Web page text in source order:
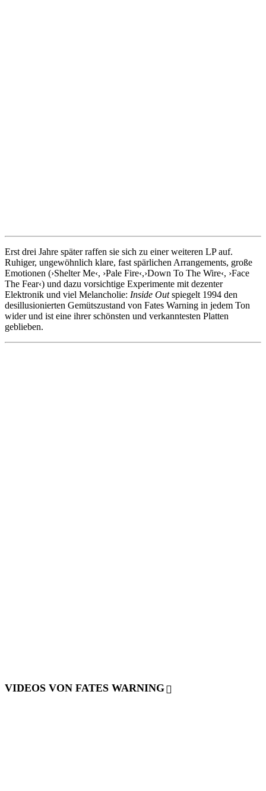
Erst drei Jahre später raffen sie sich zu einer weiteren LP auf.
Ruhiger, ungewöhnlich klare, fast spärlichen Arrangements, große
Emotionen (›Shelter Me‹, ›Pale Fire‹,›Down To The Wire‹, ›Face
The Fear‹) und dazu vorsichtige Experimente mit dezenter
Elektronik und viel Melancholie: Inside Outspiegelt 1994 den
desillusionierten Gemütszustand von Fates Warning in jedem Ton
wider und ist eine ihrer schönsten und verkanntesten Platten
geblieben.
VIDEOS VON FATES WARNING